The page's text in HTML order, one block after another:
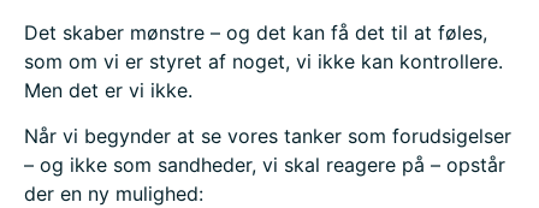
Det skaber mønstre – og det kan få det til at føles,
som om vi er styret af noget, vi ikke kan kontrollere.
Men det er vi ikke.
Når vi begynder at se vores tanker som forudsigelser
– og ikke som sandheder, vi skal reagere på – opstår
der en ny mulighed: